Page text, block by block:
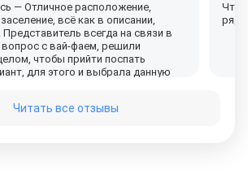
— Отличное расположение,
всё как в описании,
Представитель всегда на связи в
с вай-фаем, решили
чтобы прийти поспать
для этого и выбрала данную
Что
Читать все отзывы